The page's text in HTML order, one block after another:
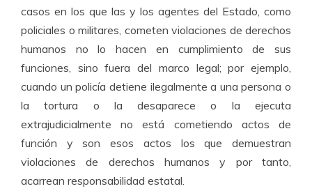
casos en los que las y los agentes del Estado, como
policiales o militares, cometen violaciones de derechos
humanos no lo hacen en cumplimiento de sus
funciones, sino fuera del marco legal; por ejemplo,
cuando un policía detiene ilegalmente a una persona o
la tortura o la desaparece o la ejecuta
extrajudicialmente no está cometiendo actos de
función y son esos actos los que demuestran
violaciones de derechos humanos y por tanto,
acarrean responsabilidad estatal.